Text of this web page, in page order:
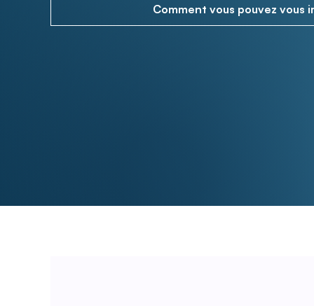
Comment vous pouvez vous